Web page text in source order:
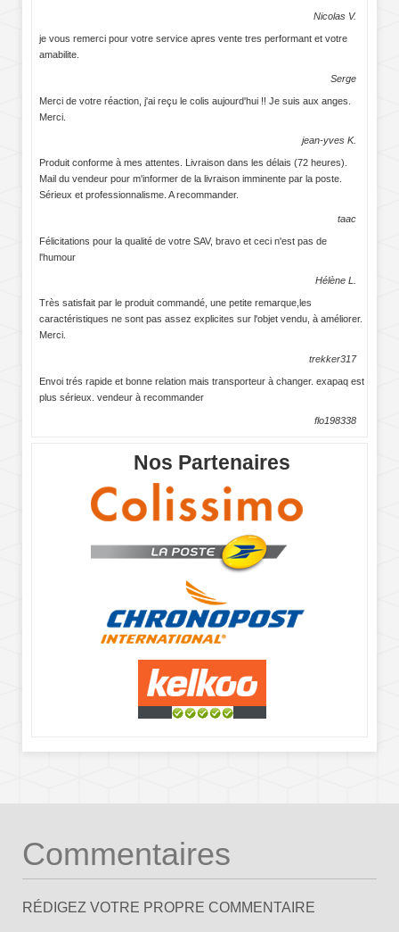
Nicolas V.
je vous remerci pour votre service apres vente tres performant et votre
amabilite.
Serge
Merci de votre réaction, j'ai reçu le colis aujourd'hui !! Je suis aux anges.
Merci.
jean-yves K.
Produit conforme à mes attentes. Livraison dans les délais (72 heures).
Mail du vendeur pour m'informer de la livraison imminente par la poste.
Sérieux et professionnalisme. A recommander.
taac
Félicitations pour la qualité de votre SAV, bravo et ceci n'est pas de
l'humour
Hélène L.
Très satisfait par le produit commandé, une petite remarque,les
caractéristiques ne sont pas assez explicites sur l'objet vendu, à améliorer.
Merci.
trekker317
Envoi trés rapide et bonne relation mais transporteur à changer. exapaq est
plus sérieux. vendeur à recommander
flo198338
Nos Partenaires
Commentaires
RÉDIGEZ VOTRE PROPRE COMMENTAIRE